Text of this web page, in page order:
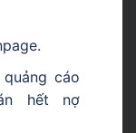
cáo
hết nợ